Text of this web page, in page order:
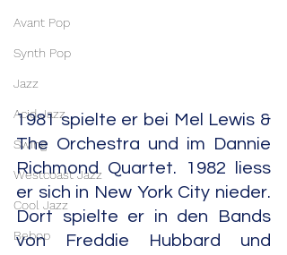
Avant Pop
Synth Pop
Jazz
Acid Jazz
Swing
Westcoast Jazz
Cool Jazz
Bebop
1981 spielte er bei Mel Lewis &
The Orchestra und im Dannie
Richmond Quartet. 1982 liess
er sich in New York City nieder.
Dort spielte er in den Bands
von Freddie Hubbard und